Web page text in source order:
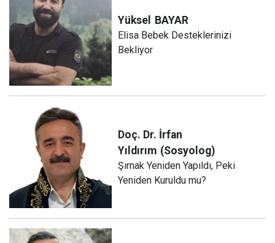
Yüksel BAYAR
Elisa Bebek Desteklerinizi
Bekliyor
Doç. Dr. İrfan
Yıldırım (Sosyolog)
Şırnak Yeniden Yapıldı, Peki
Yeniden Kuruldu mu?